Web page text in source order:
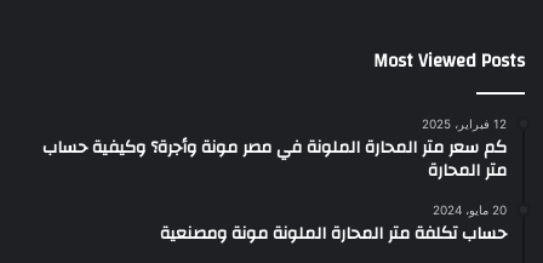
Most Viewed Posts
12 فبراير، 2025
كم سعر متر المحارة الملونة في مصر مونة وأجرة؟ وكيفية حساب
متر المحارة
20 مايو، 2024
حساب تكلفة متر المحارة الملونة مونة ومصنعية